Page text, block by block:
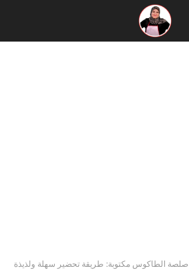
صلصة الطاكوس مكتوبة: طريقة تحضير سهلة ولذيذة